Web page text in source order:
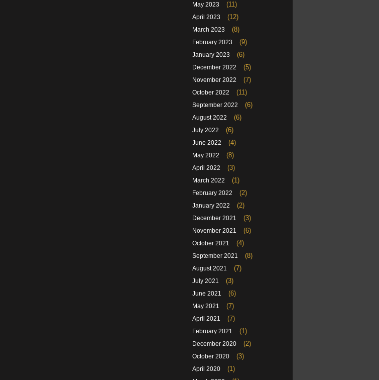
May 2023 (11)
April 2023 (12)
March 2023 (8)
February 2023 (9)
January 2023 (6)
December 2022 (5)
November 2022 (7)
October 2022 (11)
September 2022 (6)
August 2022 (6)
July 2022 (6)
June 2022 (4)
May 2022 (8)
April 2022 (3)
March 2022 (1)
February 2022 (2)
January 2022 (2)
December 2021 (3)
November 2021 (6)
October 2021 (4)
September 2021 (8)
August 2021 (7)
July 2021 (3)
June 2021 (6)
May 2021 (7)
April 2021 (7)
February 2021 (1)
December 2020 (2)
October 2020 (3)
April 2020 (1)